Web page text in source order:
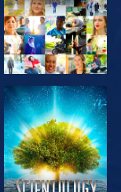
EXPLORA LAS
SERIES